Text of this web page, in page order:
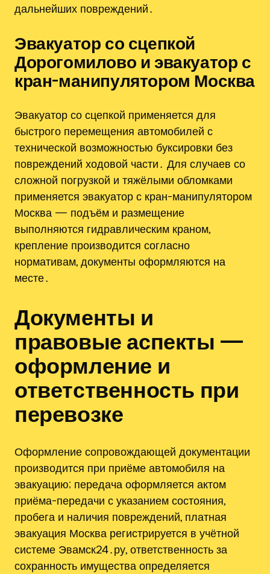
дальнейших повреждений․
Эвакуатор со сцепкой
Дорогомилово и эвакуатор с
кран-манипулятором Москва
Эвакуатор со сцепкой применяется для
быстрого перемещения автомобилей с
технической возможностью буксировки без
повреждений ходовой части․ Для случаев со
сложной погрузкой и тяжёлыми обломками
применяется эвакуатор с кран-манипулятором
Москва — подъём и размещение
выполняются гидравлическим краном,
крепление производится согласно
нормативам, документы оформляются на
месте․
Документы и
правовые аспекты —
оформление и
ответственность при
перевозке
Оформление сопровождающей документации
производится при приёме автомобиля на
эвакуацию; передача оформляется актом
приёма-передачи с указанием состояния,
пробега и наличия повреждений, платная
эвакуация Москва регистрируется в учётной
системе Эвамск24․ру, ответственность за
сохранность имущества определяется